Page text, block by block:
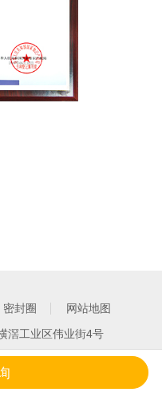
密封圈 网站地图
滘工业区伟业街4号
客户案例 关于我们